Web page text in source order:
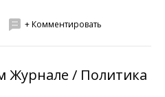
+ Комментировать
Журнале / Политика